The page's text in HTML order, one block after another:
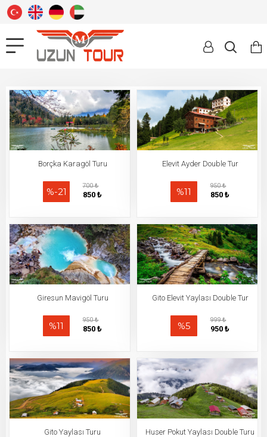
Borçka Karagöl Turu
%-21
700 ₺
850 ₺
Elevit Ayder Double Tur
%11
950 ₺
850 ₺
Giresun Mavigöl Turu
%11
950 ₺
850 ₺
Gito Elevit Yaylası Double Tur
%5
999 ₺
950 ₺
Gito Yaylası Turu Huser Pokut Yaylası Double Turu